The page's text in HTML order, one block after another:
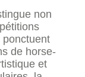
non
ponctuent
de horse-
et